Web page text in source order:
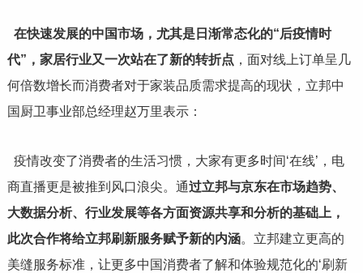
在快速发展的中国市场，尤其是日渐常态化的“后疫情时
代”，家居行业又一次站在了新的转折点 ，面对线上订单呈几
何倍数增长而消费者对于家装品质需求提高的现状，立邦中
国厨卫事业部总经理赵万里表示：
疫情改变了消费者的生活习惯，大家有更多时间‘在线’，电
商直播更是被推到风口浪尖。通过立邦与京东在市场趋势、
大数据分析、行业发展等各方面资源共享和分析的基础上，
此次合作将给立邦刷新服务赋予新的内涵。立邦建立更高的
美缝服务标准，让更多中国消费者了解和体验规范化的‘刷新